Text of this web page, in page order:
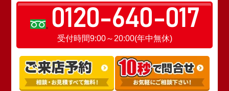
0120-640-017
受付時間9:00～20:00(年中無休)